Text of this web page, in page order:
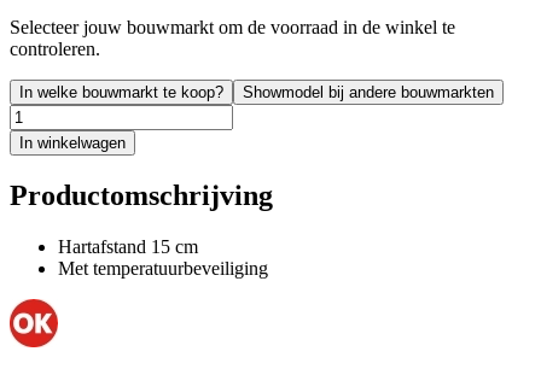
Selecteer jouw bouwmarkt om de voorraad in de winkel te
controleren.
In welke bouwmarkt te koop? Showmodel bij andere bouwmarkten
In winkelwagen
Productomschrijving
Hartafstand 15 cm
Met temperatuurbeveiliging